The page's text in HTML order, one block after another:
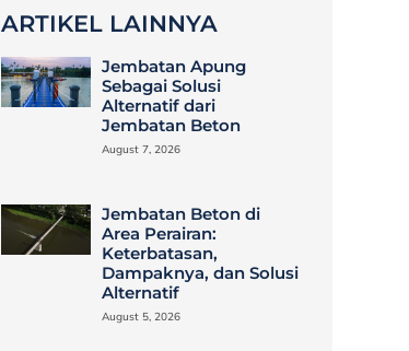
ARTIKEL LAINNYA
Jembatan Apung
Sebagai Solusi
Alternatif dari
Jembatan Beton
August 7, 2026
Jembatan Beton di
Area Perairan:
Keterbatasan,
Dampaknya, dan Solusi
Alternatif
August 5, 2026